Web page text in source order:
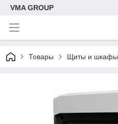
VMA GROUP
Товары Щиты и шкафы